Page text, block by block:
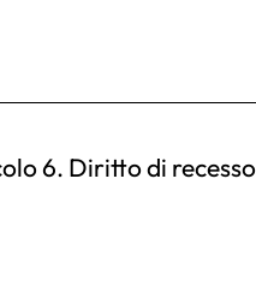
6. Diritto di recesso